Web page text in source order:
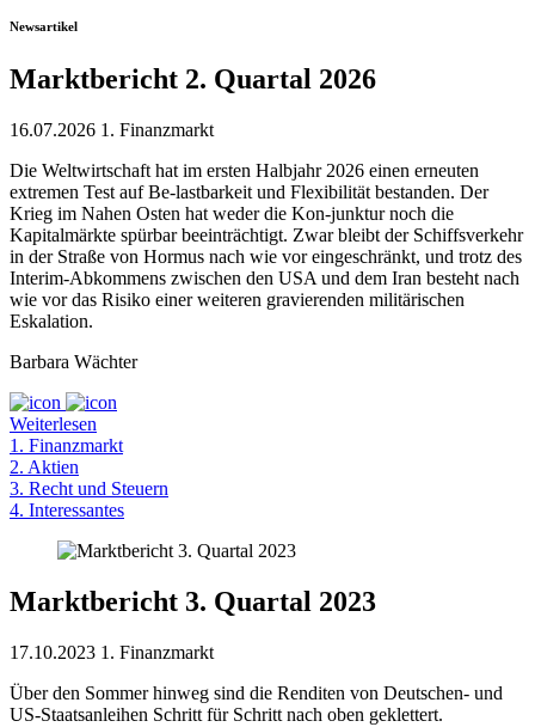
Newsartikel
Marktbericht 2. Quartal 2026
16.07.2026 1. Finanzmarkt
Die Weltwirtschaft hat im ersten Halbjahr 2026 einen erneuten
extremen Test auf Be-lastbarkeit und Flexibilität bestanden. Der
Krieg im Nahen Osten hat weder die Kon-junktur noch die
Kapitalmärkte spürbar beeinträchtigt. Zwar bleibt der Schiffsverkehr
in der Straße von Hormus nach wie vor eingeschränkt, und trotz des
Interim-Abkommens zwischen den USA und dem Iran besteht nach
wie vor das Risiko einer weiteren gravierenden militärischen
Eskalation.
Barbara Wächter
Weiterlesen
1. Finanzmarkt
2. Aktien
3. Recht und Steuern
4. Interessantes
Marktbericht 3. Quartal 2023
17.10.2023 1. Finanzmarkt
Über den Sommer hinweg sind die Renditen von Deutschen- und
US-Staatsanleihen Schritt für Schritt nach oben geklettert.